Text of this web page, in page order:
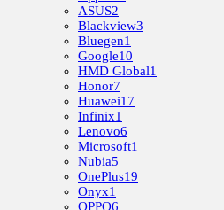
ASUS2
Blackview3
Bluegen1
Google10
HMD Global1
Honor7
Huawei17
Infinix1
Lenovo6
Microsoft1
Nubia5
OnePlus19
Onyx1
OPPO6